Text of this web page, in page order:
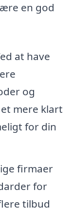
en god
at have
og
mere klart
for din
firmaer
for
tilbud